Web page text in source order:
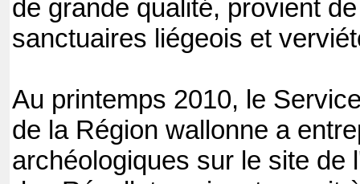
de grande qualité, provient
sanctuaires liégeois et
Au printemps 2010, le
de la Région wallonne a
archéologiques sur le site de